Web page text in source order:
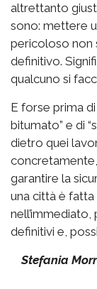
altrettanto
sono: mettere
pericoloso non
definitivo.
qualcuno si
E forse prima
bitumato” e di
dietro quei
garantire la
una città è
definitivi e,
Stefania